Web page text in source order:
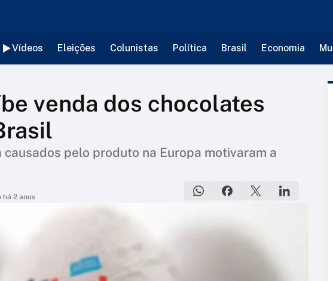
Vídeos Eleições Colunistas Política Brasil Economia
venda dos chocolates
pelo produto na Europa motivaram a
há 2 anos